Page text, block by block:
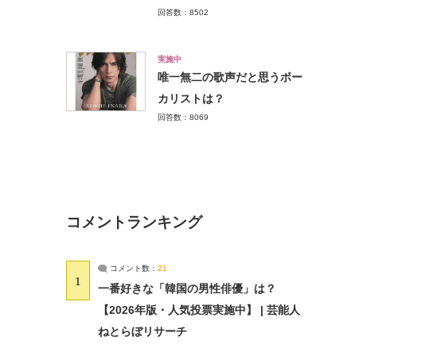
回答数：8502
実施中
唯一無二の歌声だと思うボー
カリストは？
回答数：8069
コメントランキング
1
コメント数： 21
一番好きな「韓国の男性俳優」は？
【2026年版・人気投票実施中】 | 芸能人
ねとらぼリサーチ